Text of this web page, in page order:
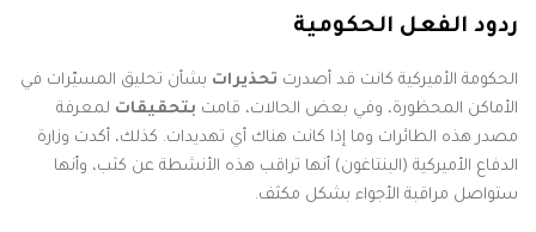
ردود الفعل الحكومية
الحكومة الأميركية كانت قد أصدرت تحذيرات بشأن تحليق المسيّرات في
الأماكن المحظورة، وفي بعض الحالات، قامت بتحقيقات لمعرفة
مصدر هذه الطائرات وما إذا كانت هناك أي تهديدات. كذلك، أكدت وزارة
الدفاع الأميركية (البنتاغون) أنها تراقب هذه الأنشطة عن كثب، وأنها
ستواصل مراقبة الأجواء بشكل مكثف.